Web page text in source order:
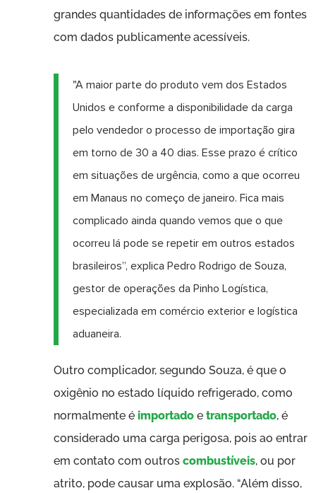
grandes quantidades de informações em fontes
com dados publicamente acessíveis.
"A maior parte do produto vem dos Estados
Unidos e conforme a disponibilidade da carga
pelo vendedor o processo de importação gira
em torno de 30 a 40 dias. Esse prazo é crítico
em situações de urgência, como a que ocorreu
em Manaus no começo de janeiro. Fica mais
complicado ainda quando vemos que o que
ocorreu lá pode se repetir em outros estados
brasileiros”, explica Pedro Rodrigo de Souza,
gestor de operações da Pinho Logística,
especializada em comércio exterior e logística
aduaneira.
Outro complicador, segundo Souza, é que o
oxigênio no estado líquido refrigerado, como
normalmente é importadoe transportado, é
considerado uma carga perigosa, pois ao entrar
em contato com outros combustíveis, ou por
atrito, pode causar uma explosão. “Além disso,